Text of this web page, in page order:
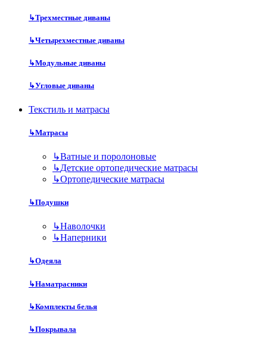
↳Трехместные диваны
↳Четырехместные диваны
↳Модульные диваны
↳Угловые диваны
Текстиль и матрасы
↳Матрасы
↳Ватные и поролоновые
↳Детские ортопедические матрасы
↳Ортопедические матрасы
↳Подушки
↳Наволочки
↳Наперники
↳Одеяла
↳Наматрасники
↳Комплекты белья
↳Покрывала